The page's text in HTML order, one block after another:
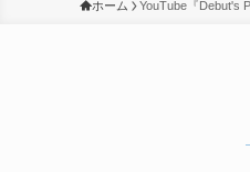
ホーム YouTube『Debut's